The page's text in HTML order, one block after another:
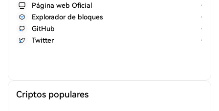
Página web Oficial
Explorador de bloques
GitHub
Twitter
Criptos populares